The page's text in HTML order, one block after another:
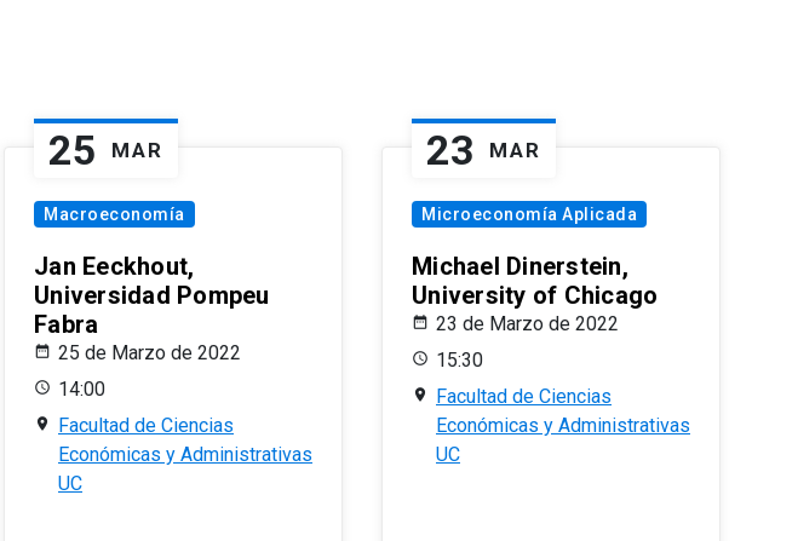
25 MAR
Macroeconomía
Jan Eeckhout,
Universidad Pompeu
Fabra
25 de Marzo de 2022
14:00
Facultad de Ciencias
Económicas y Administrativas
UC
23 MAR
Microeconomía Aplicada
Michael Dinerstein,
University of Chicago
23 de Marzo de 2022
15:30
Facultad de Ciencias
Económicas y Administrativas
UC